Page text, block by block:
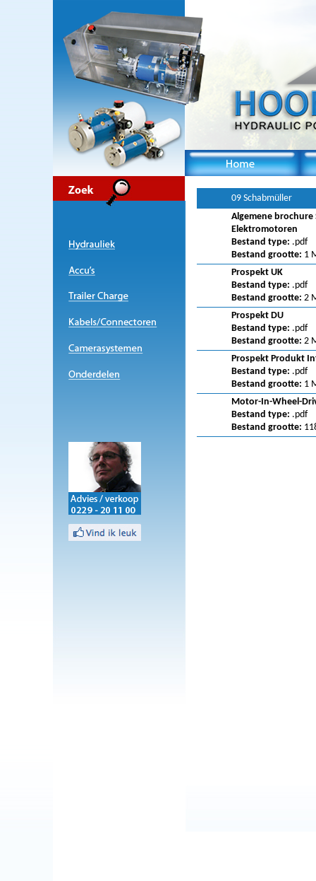
09 Schabmüller
Algemene brochure
Elektromotoren
Bestand type: .pdf
Bestand grootte: 1
Prospekt UK
Bestand type: .pdf
Bestand grootte: 2
Prospekt DU
Bestand type: .pdf
Bestand grootte: 2
Prospekt Produkt
Bestand type: .pdf
Bestand grootte: 1
Motor-In-Wheel-
Bestand type: .pdf
Bestand grootte: